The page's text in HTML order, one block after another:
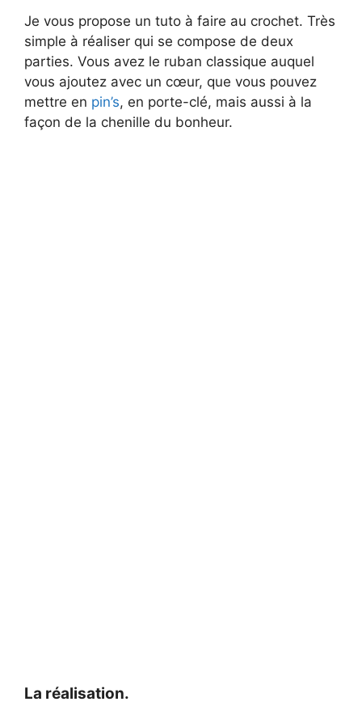
Je vous propose un tuto à faire au crochet. Très
simple à réaliser qui se compose de deux
parties. Vous avez le ruban classique auquel
vous ajoutez avec un cœur, que vous pouvez
mettre en pin’s, en porte-clé, mais aussi à la
façon de la chenille du bonheur.
La réalisation.